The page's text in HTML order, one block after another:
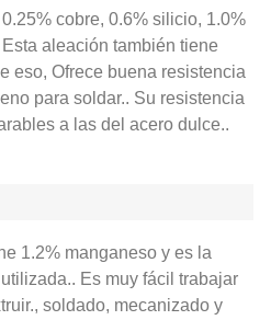
cobre, 0.6% silicio, 1.0%
aleación también tiene
eso, Ofrece buena resistencia
para soldar.. Su resistencia
a las del acero dulce..
1.2% manganeso y es la
Es muy fácil trabajar
soldado, mecanizado y